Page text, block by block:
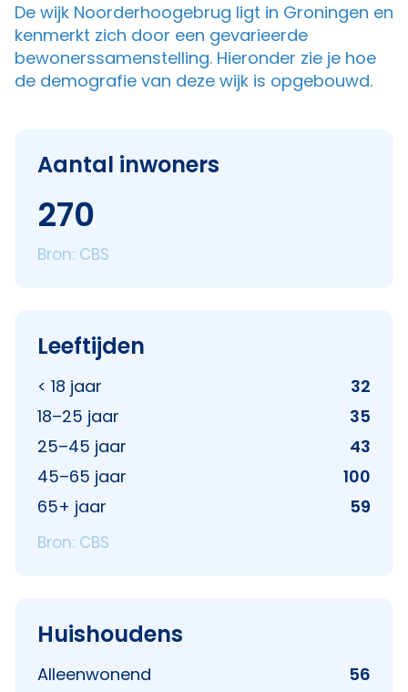
De wijk Noorderhoogebrug ligt in Groningen en
kenmerkt zich door een gevarieerde
bewonerssamenstelling. Hieronder zie je hoe
de demografie van deze wijk is opgebouwd.
Aantal inwoners
270
Bron: CBS
Leeftijden
< 18 jaar
32
18–25 jaar
35
25–45 jaar
43
45–65 jaar
100
65+ jaar
59
Bron: CBS
Huishoudens
Alleenwonend
56